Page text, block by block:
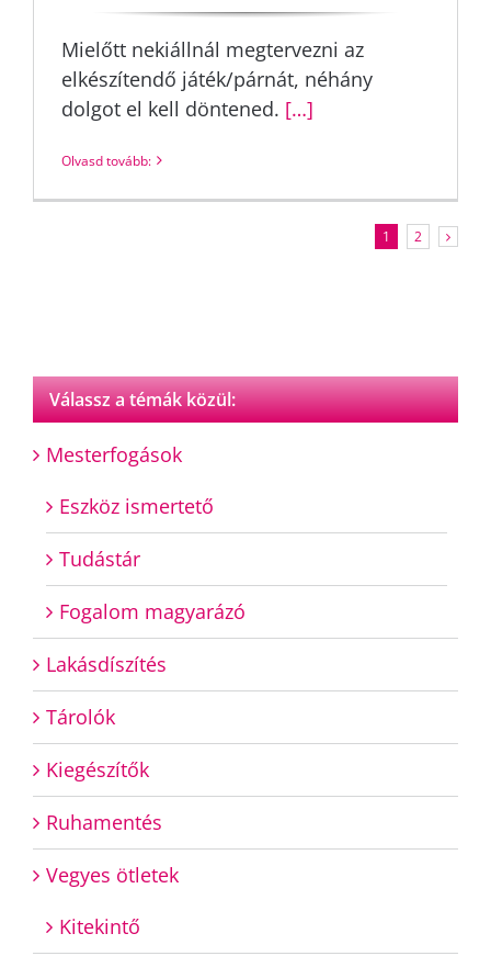
Mielőtt nekiállnál megtervezni az
elkészítendő játék/párnát, néhány
dolgot el kell döntened. […]
Olvasd tovább:
1 2
Válassz a témák közül:
Mesterfogások
Eszköz ismertető
Tudástár
Fogalom magyarázó
Lakásdíszítés
Tárolók
Kiegészítők
Ruhamentés
Vegyes ötletek
Kitekintő